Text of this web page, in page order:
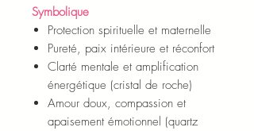
Symbolique
Protection spirituelle et maternelle
Pureté, paix intérieure et réconfort
Clarté mentale et amplification
énergétique (cristal de roche)
Amour doux, compassion et
apaisement émotionnel (quartz